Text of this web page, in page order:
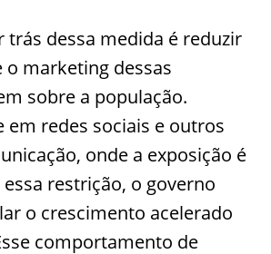
trás dessa medida é reduzir
marketing dessas
sobre a população.
em redes sociais e outros
onde a exposição é
restrição, o governo
o crescimento acelerado
comportamento de